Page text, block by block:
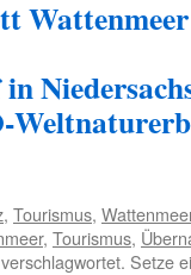
, Tourismus,
, Tourismus,
verschlagwortet. Setze